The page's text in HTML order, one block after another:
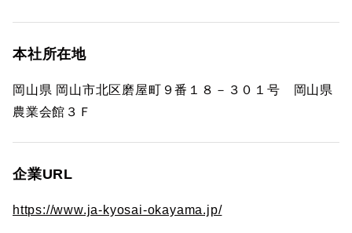
本社所在地
岡山県 岡山市北区磨屋町９番１８－３０１号 岡山県
農業会館３Ｆ
企業URL
https://www.ja-kyosai-okayama.jp/